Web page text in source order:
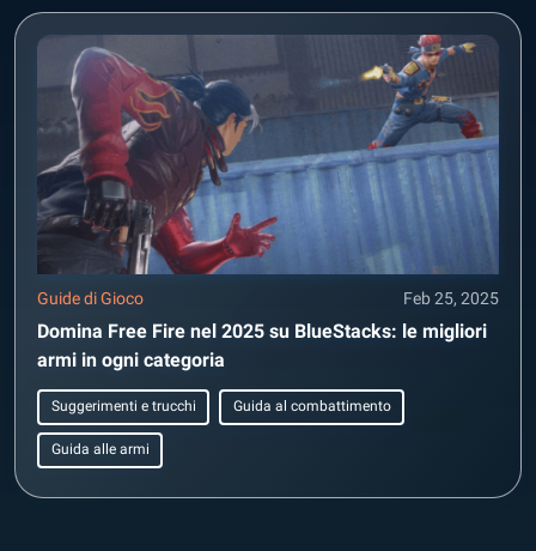
Guide di Gioco Feb 25, 2025
Domina Free Fire nel 2025 su BlueStacks: le migliori
armi in ogni categoria
Suggerimenti e trucchi Guida al combattimento
Guida alle armi